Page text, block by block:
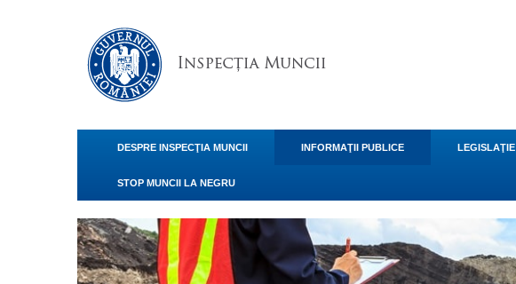
DESPRE INSPECŢIA MUNCII INFORMAŢII PUBLICE LEGISLAŢIE
STOP MUNCII LA NEGRU